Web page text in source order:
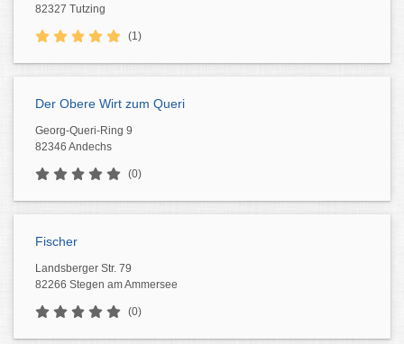
82327 Tutzing
(1)
Der Obere Wirt zum Queri
Georg-Queri-Ring 9
82346 Andechs
(0)
Fischer
Landsberger Str. 79
82266 Stegen am Ammersee
(0)